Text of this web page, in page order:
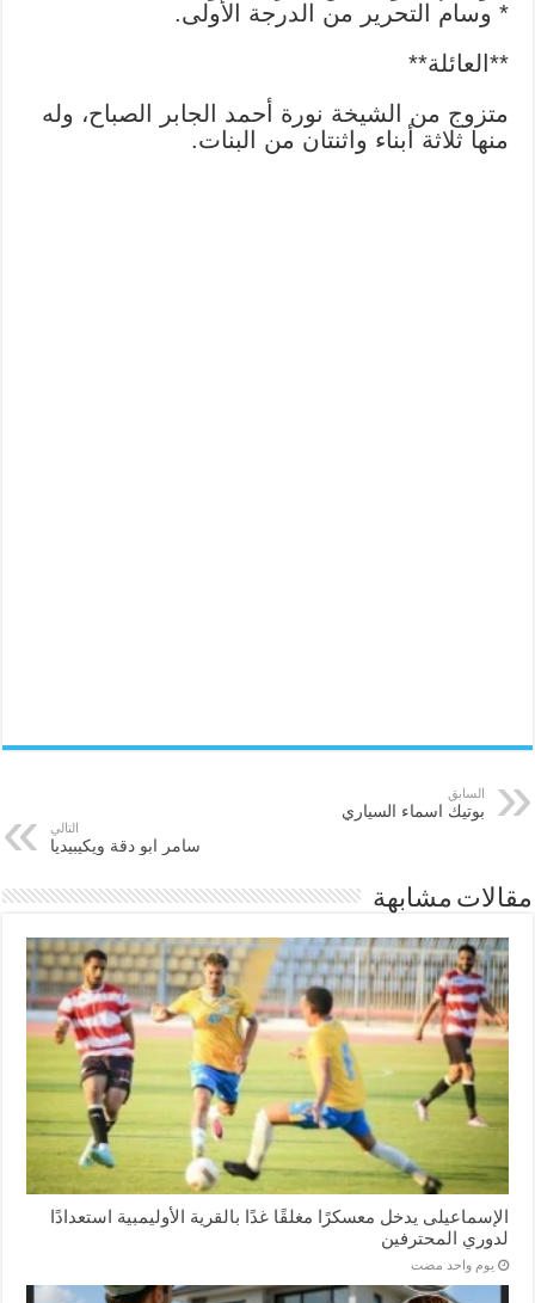
* وسام التحرير من الدرجة الأولى.
**العائلة**
متزوج من الشيخة نورة أحمد الجابر الصباح، وله
منها ثلاثة أبناء واثنتان من البنات.
السابق
بوتيك اسماء السياري
التالي
سامر ابو دقة ويكيبيديا
مقالات مشابهة
الإسماعیلی یدخل معسكرًا مغلقًا غدًا بالقرية الأوليمبية استعدادًا
لدوري المحترفين
‏يوم واحد مضت